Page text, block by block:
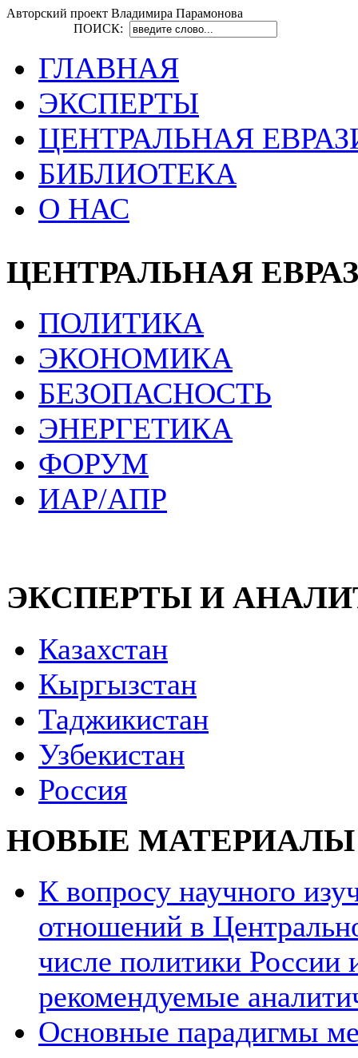
Авторский проект Владимира Парамонова
ПОИСК:
ГЛАВНАЯ
ЭКСПЕРТЫ
ЦЕНТРАЛЬНАЯ
БИБЛИОТЕКА
О НАС
ЦЕНТРАЛЬНАЯ
ПОЛИТИКА
ЭКОНОМИКА
БЕЗОПАСНОСТЬ
ЭНЕРГЕТИКА
ФОРУМ
ИАР/АПР
ЭКСПЕРТЫ И
Казахстан
Кыргызстан
Таджикистан
Узбекистан
Россия
НОВЫЕ МАТЕРИАЛЫ
К вопросу научного
отношений в
числе политики России
рекомендуемые
Основные парадигмы